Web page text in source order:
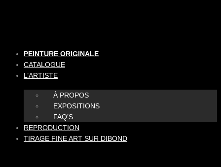
PEINTURE ORIGINALE
CATALOGUE
L’ARTISTE
À PROPOS
EXPOSITIONS
FAQ’S
REPRODUCTION
TIRAGE FINE ART SUR DIBOND